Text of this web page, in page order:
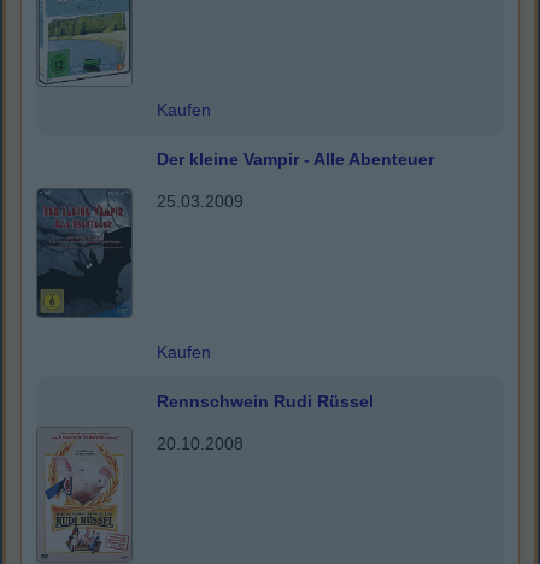
Kaufen
Der kleine Vampir - Alle Abenteuer
25.03.2009
Kaufen
Rennschwein Rudi Rüssel
20.10.2008